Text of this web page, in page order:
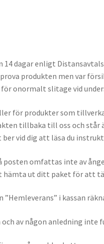
dagar enligt
produkten men var
onormalt slitage vid
för produkter som
tillbaka till oss och
vid dig att läsa du
omfattas inte av
hämta ut ditt paket för att
i kassan
av någon anledning